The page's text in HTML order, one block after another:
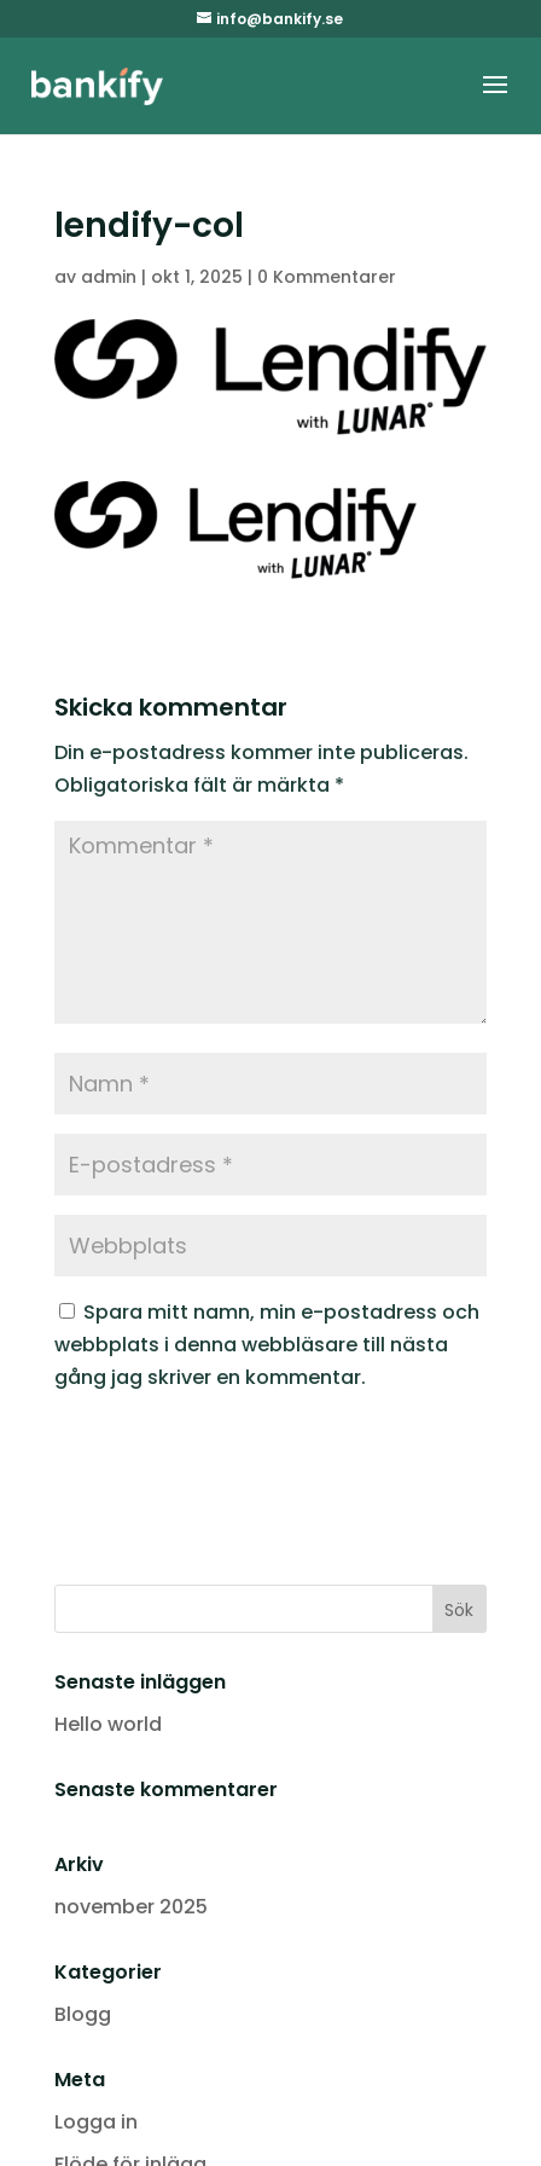
info@bankify.se
lendify-col
av admin | okt 1, 2025 | 0 Kommentarer
Skicka kommentar
Din e-postadress kommer inte publiceras.
Obligatoriska fält är märkta *
Spara mitt namn, min e-postadress och
webbplats i denna webbläsare till nästa
gång jag skriver en kommentar.
Senaste inläggen
Hello world
Senaste kommentarer
Arkiv
november 2025
Kategorier
Blogg
Meta
Logga in